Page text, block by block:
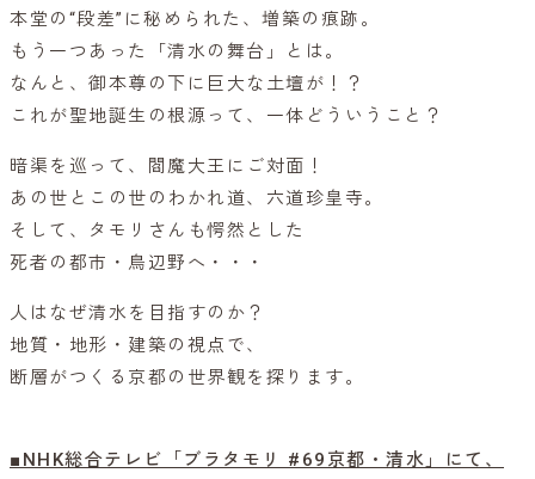
本堂の“段差”に秘められた、増築の痕跡。
もう一つあった「清水の舞台」とは。
なんと、御本尊の下に巨大な土壇が！？
これが聖地誕生の根源って、一体どういうこと？
暗渠を巡って、閻魔大王にご対面！
あの世とこの世のわかれ道、六道珍皇寺。
そして、タモリさんも愕然とした
死者の都市・鳥辺野へ・・・
人はなぜ清水を目指すのか？
地質・地形・建築の視点で、
断層がつくる京都の世界観を探ります。
■NHK総合テレビ「ブラタモリ #69京都・清水」にて、